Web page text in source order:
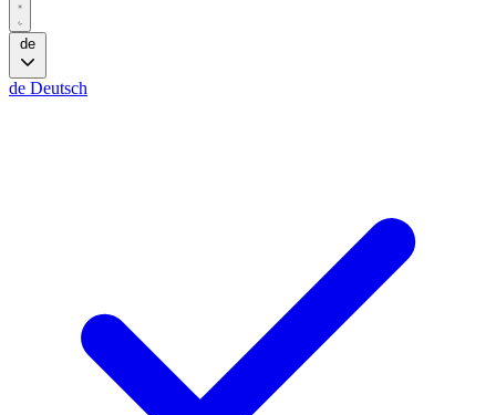
de
de Deutsch